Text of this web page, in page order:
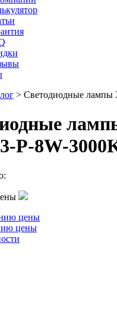
> Светодиодные лампы
P-8W-
цены
цены